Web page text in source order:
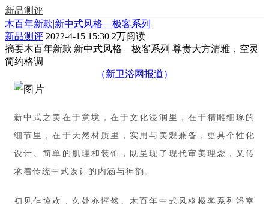
新品测评
木百年新款|新中式风格—极客系列
新品测评 2022-4-15 15:30 2万阅读
摘要木百年新款|新中式风格—极客系列 尊贵大方清雅，空灵
简约格调
（新卫浴网报道）
新中式之美在于意境，在于文化浸润里，在于精雕细琢的
细节里，在于天然材质里，实用与美观兼备，更具个性化
设计。简单的肌理和装饰，既呈现了现代审美理念，又传
承着传统中式设计的内涵与神韵。
初见乍惊欢，久处亦怦然。木百年中式风格极客系列浴室